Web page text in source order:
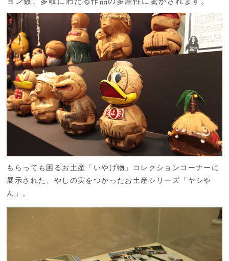
もらっても困るお土産「いやげ物」コレクションコーナーに
展示された、やしの実をつかったお土産シリーズ「ヤシや
ん」。